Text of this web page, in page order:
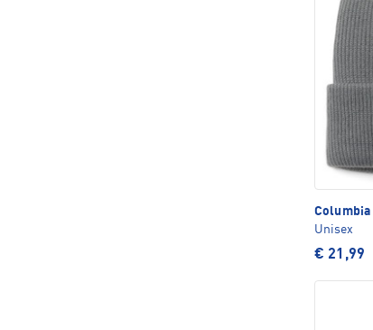
Columbia
Unisex
€ 21,99